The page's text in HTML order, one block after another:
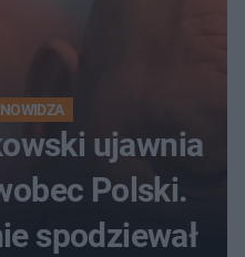
ujawnia
Polski.
spodziewał